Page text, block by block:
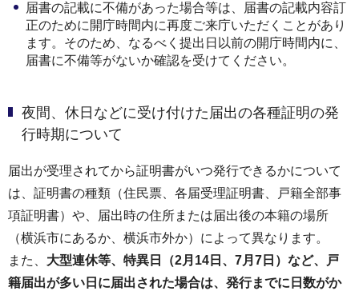
届書の記載に不備があった場合等は、届書の記載内容訂
正のために開庁時間内に再度ご来庁いただくことがあり
ます。そのため、なるべく提出日以前の開庁時間内に、
届書に不備等がないか確認を受けてください。
夜間、休日などに受け付けた届出の各種証明の発
行時期について
届出が受理されてから証明書がいつ発行できるかについて
は、証明書の種類（住民票、各届受理証明書、戸籍全部事
項証明書）や、届出時の住所または届出後の本籍の場所
（横浜市にあるか、横浜市外か）によって異なります。
また、 大型連休等、特異日（2月14日、7月7日）など、戸
籍届出が多い日に届出された場合は、発行までに日数がか